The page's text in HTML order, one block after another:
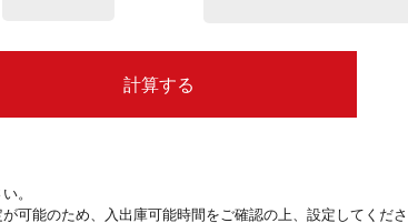
計算する
。
可能のため、入出庫可能時間をご確認の上、設定してくだ